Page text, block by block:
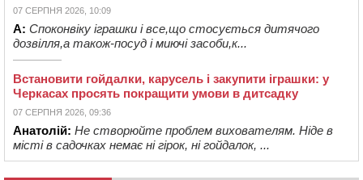
07 СЕРПНЯ 2026, 10:09
А: Споконвіку іграшки і все,що стосується дитячого
дозвілля,а також-посуд і миючі засоби,к...
Встановити гойдалки, карусель і закупити іграшки: у
Черкасах просять покращити умови в дитсадку
07 СЕРПНЯ 2026, 09:36
Анатолій: Не створюйте проблем вихователям. Ніде в
місті в садочках немає ні гірок, ні гойдалок, ...